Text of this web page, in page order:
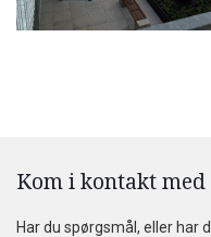
Kom i kontakt med
Har du spørgsmål, eller har